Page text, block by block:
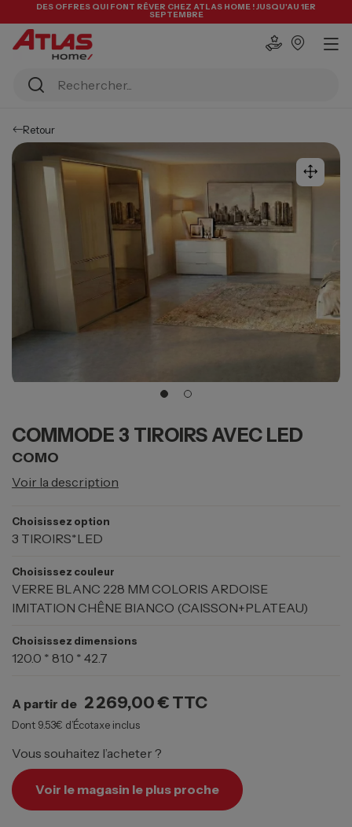
DES OFFRES QUI FONT RÊVER CHEZ ATLAS HOME ! JUSQU'AU 1ER
SEPTEMBRE
Retour
COMMODE 3 TIROIRS AVEC LED
COMO
Voir la description
Choisissez option
3 TIROIRS*LED
Choisissez couleur
VERRE BLANC 228 MM COLORIS ARDOISE
IMITATION CHÊNE BIANCO (CAISSON+PLATEAU)
Choisissez dimensions
120.0 * 81.0 * 42.7
A partir de 2 269,00 € TTC
Dont 9.53€ d’Écotaxe inclus
Vous souhaitez l’acheter ?
Voir le magasin le plus proche